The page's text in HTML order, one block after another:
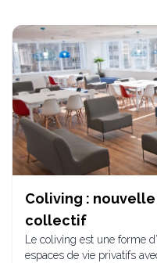
Coliving :
collectif
Le coliving est une forme
espaces de vie privatifs